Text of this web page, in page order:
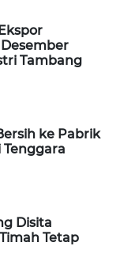
Tambang
ke Pabrik
Tenggara
Disita
Tetap